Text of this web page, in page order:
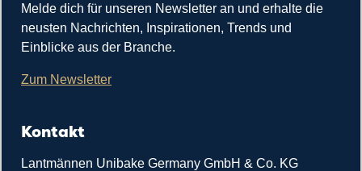
Melde dich für unseren Newsletter an und erhalte die
neusten Nachrichten, Inspirationen, Trends und
Einblicke aus der Branche.
Zum Newsletter
Kontakt
Lantmännen Unibake Germany GmbH & Co. KG